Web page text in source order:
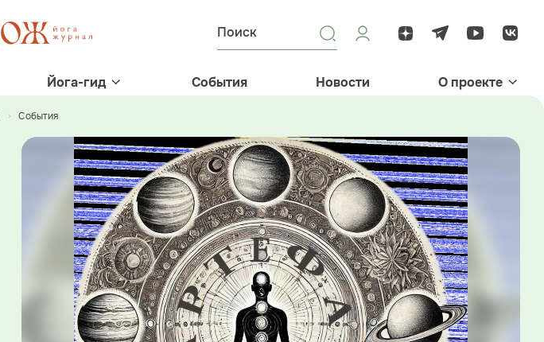
Йога-гид События Новости О проекте
События